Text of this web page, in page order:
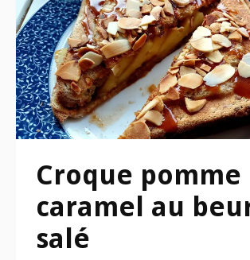
Croque pomme
caramel au
salé